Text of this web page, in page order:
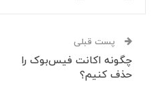
پست قبلی
چگونه اکانت فیس‌بوک را
حذف کنیم؟